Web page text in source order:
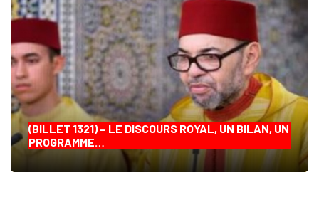
(BILLET 1321) – LE DISCOURS ROYAL, UN BILAN, UN
PROGRAMME…